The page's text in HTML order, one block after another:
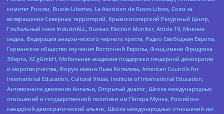
комитет России, Russie-Libertes, La Asocicion de Rusos Libres, Союз за
возвращение Северных территорий, Крымскотатарский Ресурсный Центр,
Глобальный союз IndustriALL, Russian Election Monitor, Article 19, Мнение
медиа, Федерация анархического черного креста, Радио Свободная Европа,
Германское общество изучения Восточной Европы, Фонд имени Фридриха
Эберта, XZ gGmbH, Мобильная академия поддержки гендерной демократии
и миротворчества, Форум имени Льва Копелева, American Councils for
International Education, Cultural Vistas, Institute of International Education,
Антивоенное движение Антальи, Открытый диалог, Школа международных
отношений и государственной политики им Питера Мунка, Российско-
канадский демократический альянс, Школа международных отношений им